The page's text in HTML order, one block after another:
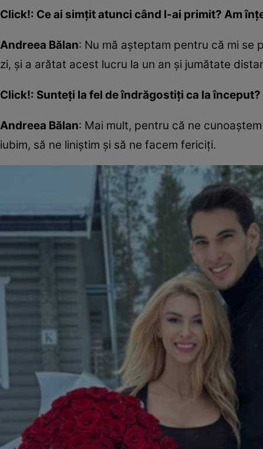
Click!: Ce ai simțit atunci când l-ai primit? Am
Andreea Bălan: Nu mă așteptam pentru că mi se
zi, și a arătat acest lucru la un an și jumătate
Click!: Sunteți la fel de îndrăgostiți ca la început?
Andreea Bălan: Mai mult, pentru că ne
iubim, să ne liniștim și să ne facem fericiți.